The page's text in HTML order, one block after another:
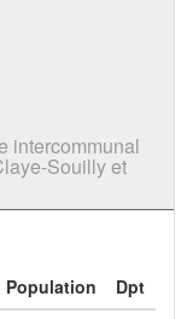
intercommunal
Souilly et
Population
Dpt